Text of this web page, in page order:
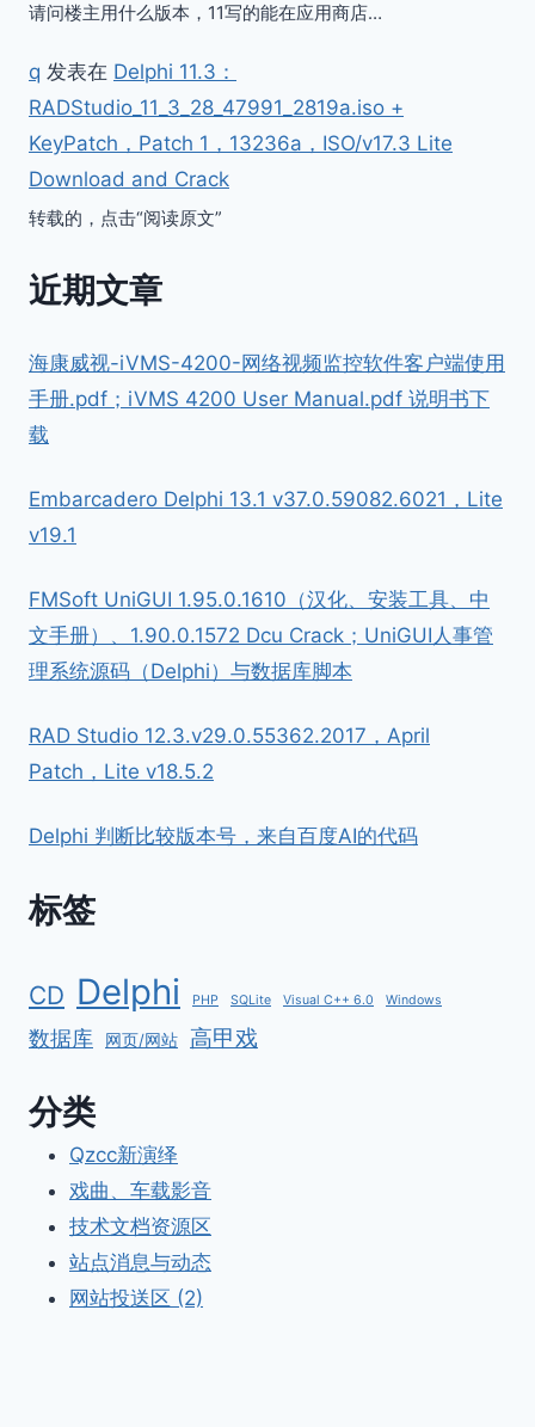
请问楼主用什么版本，11写的能在应用商店…
q 发表在 Delphi 11.3：
RADStudio_11_3_28_47991_2819a.iso +
KeyPatch，Patch 1，13236a，ISO/v17.3 Lite
Download and Crack
转载的，点击“阅读原文”
近期文章
海康威视-iVMS-4200-网络视频监控软件客户端使用
手册.pdf；iVMS 4200 User Manual.pdf 说明书下
载
Embarcadero Delphi 13.1 v37.0.59082.6021，Lite
v19.1
FMSoft UniGUI 1.95.0.1610（汉化、安装工具、中
文手册）、1.90.0.1572 Dcu Crack；UniGUI人事管
理系统源码（Delphi）与数据库脚本
RAD Studio 12.3.v29.0.55362.2017，April
Patch，Lite v18.5.2
Delphi 判断比较版本号，来自百度AI的代码
标签
CD Delphi PHP SQLite Visual C++ 6.0 Windows
数据库 网页/网站 高甲戏
分类
Qzcc新演绎
戏曲、车载影音
技术文档资源区
站点消息与动态
网站投送区 (2)